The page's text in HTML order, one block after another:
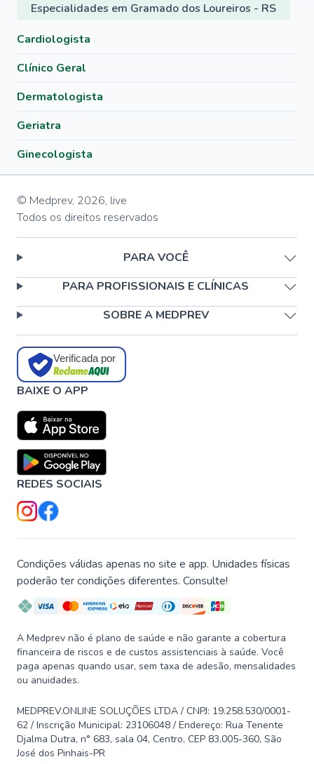
Especialidades em Gramado dos Loureiros - RS
Cardiologista
Clínico Geral
Dermatologista
Geriatra
Ginecologista
© Medprev, 2026, live
Todos os direitos reservados
PARA VOCÊ
PARA PROFISSIONAIS E CLÍNICAS
SOBRE A MEDPREV
Verificada por
BAIXE O APP
REDES SOCIAIS
Condições válidas apenas no site e app. Unidades físicas
poderão ter condições diferentes. Consulte!
A Medprev não é plano de saúde e não garante a cobertura
financeira de riscos e de custos assistenciais à saúde. Você
paga apenas quando usar, sem taxa de adesão, mensalidades
ou anuidades.
MEDPREV.ONLINE SOLUÇÕES LTDA / CNPJ: 19.258.530/0001-
62 / Inscrição Municipal: 23106048 / Endereço: Rua Tenente
Djalma Dutra, n° 683, sala 04, Centro, CEP 83.005-360, São
José dos Pinhais-PR